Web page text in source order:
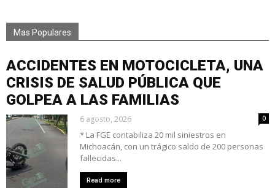
Mas Populares
ACCIDENTES EN MOTOCICLETA, UNA
CRISIS DE SALUD PÚBLICA QUE
GOLPEA A LAS FAMILIAS
6 agosto, 2026 0
* La FGE contabiliza 20 mil siniestros en
Michoacán, con un trágico saldo de 200 personas
fallecidas...
Read more